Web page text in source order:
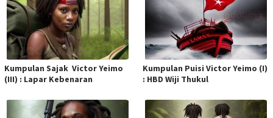
Kumpulan Sajak Victor Yeimo
(III) : Lapar Kebenaran
Kumpulan Puisi Victor Yeimo (I)
: HBD Wiji Thukul